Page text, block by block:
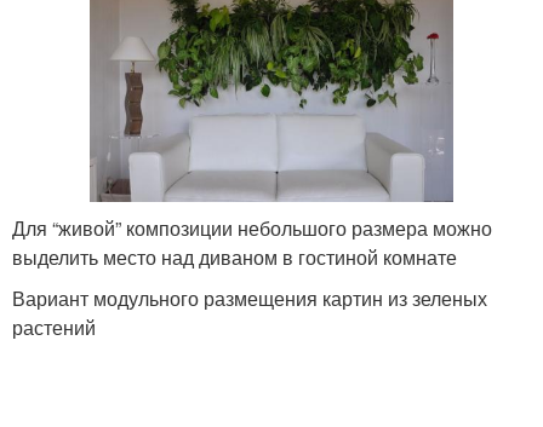
Для “живой” композиции небольшого размера можно
выделить место над диваном в гостиной комнате
Вариант модульного размещения картин из зеленых
растений